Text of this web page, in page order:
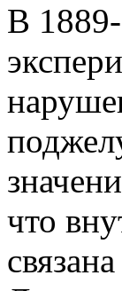
В
что